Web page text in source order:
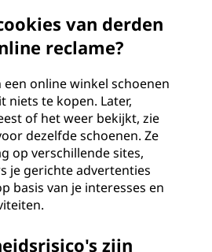
van derden
reclame?
een online winkel schoenen
niets te kopen. Later,
of het weer bekijkt, zie
dezelfde schoenen. Ze
op verschillende sites,
je gerichte advertenties
basis van je interesses en
zijn